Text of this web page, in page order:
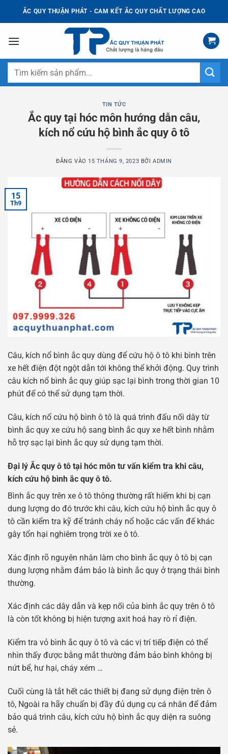
dung
ẮC QUY THUẬN PHÁT - CAM KẾT ẮC QUY CHẤT LƯỢNG CAO
Tìm
TIN TỨC
Ắc quy tại hóc môn hướng dẫn câu,
kích nổ cứu hộ bình ắc quy ô tô
ĐĂNG VÀO 15 THÁNG 9, 2023 BỞI ADMIN
15
Th9
Câu, kích nổ bình ắc quy dùng để cứu hộ ô tô khi bình trên
xe hết điện đột ngột dẫn tới không thể khởi động. Quy trình
câu kích nổ bình ắc quy giúp sạc lại bình trong thời gian 10
phút để có thể sử dụng tạm thời.
Câu, kích nổ cứu hộ bình ô tô là quá trình đấu nối dây từ
bình ắc quy xe cứu hộ sang bình ắc quy xe hết bình nhằm
hỗ trợ sạc lại bình ắc quy sử dụng tạm thời.
Đại lý Ắc quy ô tô tại hóc môn tư vấn kiểm tra khi câu,
kích cứu hộ bình ắc quy ô tô.
Bình ắc quy trên xe ô tô thông thường rất hiếm khi bị cạn
dung lượng do đó trước khi câu, kích cứu hộ bình ắc quy ô
tô cần kiểm tra kỹ để tránh cháy nổ hoặc các vấn đế khác
gây tổn hại nghiêm trọng trời xe ô tô.
Xác định rõ nguyên nhân làm cho bình ắc quy ô tô bị cạn
dung lượng nhằm đảm bảo là bình ắc quy ở trạng thái bình
thường.
Xác định các dây dẫn và kẹp nối của bình ắc quy trên ô tô
là còn tốt không bị hiện tượng axit hoá hay rò rỉ điện.
Kiểm tra vỏ bình ắc quy ô tô và các vị trí tiếp điện có thể
nhìn thấy được bằng mắt thường đảm bảo bình không bị
nứt bể, hư hại, cháy xém …
Cuối cùng là tắt hết các thiết bị đang sử dụng điện trên ô
tô, Ngoài ra hãy chuẩn bị đầy đủ dụng cụ cá nhân để đảm
bảo quá trình câu, kích cứu hộ bình ắc quy diện ra suông
sẻ.